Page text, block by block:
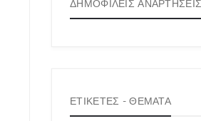
ΔΗΜΟΦΙΛΕΙΣ
ΕΤΙΚΕΤΕΣ - ΘΕΜΑΤΑ